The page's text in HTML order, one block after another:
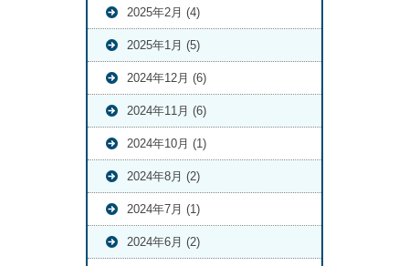
2025年2月 (4)
2025年1月 (5)
2024年12月 (6)
2024年11月 (6)
2024年10月 (1)
2024年8月 (2)
2024年7月 (1)
2024年6月 (2)